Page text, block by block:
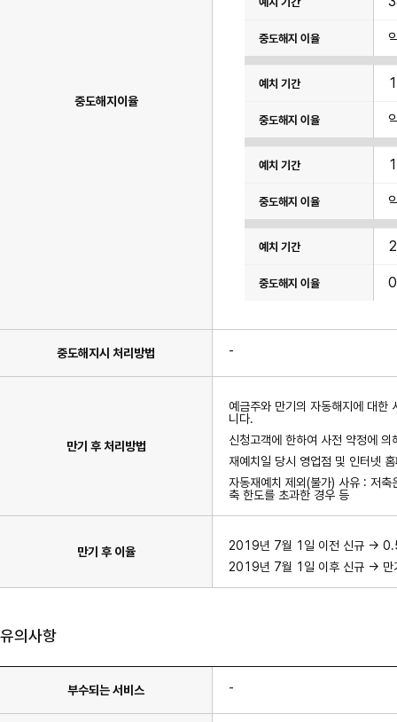
중도해지이율
지
이
중도해지시 처리방법 -
만기 후 처리방법
예금주와 만기의 자동해지에 대한
니다.
신청고객에 한하여 사전 약정에
재예치일 당시 영업점 및 인터넷
자동재예치 제외(불가) 사유 : 저
축 한도를 초과한 경우 등
만기 후 이율
2019년 7월 1일 이전 신규 ->
2019년 7월 1일 이후 신규 -> 만
유의사항
부수되는 서비스 -